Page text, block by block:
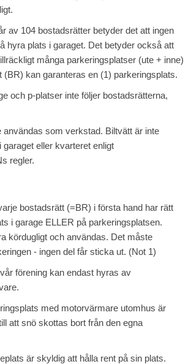
av 104 bostadsrätter betyder det att ingen
hyra plats i garaget. Det betyder också att
många parkeringsplatser (ute + inne)
(BR) kan garanteras en (1) parkeringsplats.
och p-platser inte följer bostadsrätterna,
användas som verkstad. Biltvätt är inte
garaget eller kvarteret enligt
regler.
bostadsrätt (=BR) i första hand har rätt
i garage ELLER på parkeringsplatsen.
kördugligt och användas. Det måste
- ingen del får sticka ut. (Not 1)
förening kan endast hyras av
med motorvärmare utomhus är
att snö skottas bort från den egna
är skyldig att hålla rent på sin plats.